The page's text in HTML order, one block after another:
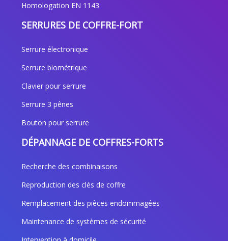
Homologation EN 1143
SERRURES DE COFFRE-FORT
Serrure électronique
Serrure biométrique
Clavier pour serrure
Serrure 3 pênes
Bouton pour serrure
DÉPANNAGE DE COFFRES-FORTS
Recherche des combinaisons
Reproduction des clés de coffre
Remplacement des pièces endommagées
Maintenance de systèmes de sécurité